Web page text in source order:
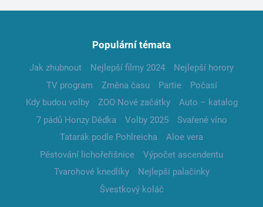
Populární témata
Jak zhubnout Nejlepší filmy 2024
Nejlepší horory
TV program
Změna času Partie
Počasí
Kdy budou volby
ZOO Nové začátky
Auto – katalog
7 pádů Honzy Dědka
Volby 2025
Svařené víno
Tatarák podle Pohlreicha
Aloe vera
Pěstování lichořeřišnice
Výpočet ascendentu
Tvarohové knedlíky
Nejlepší palačinky
Švestkový koláč